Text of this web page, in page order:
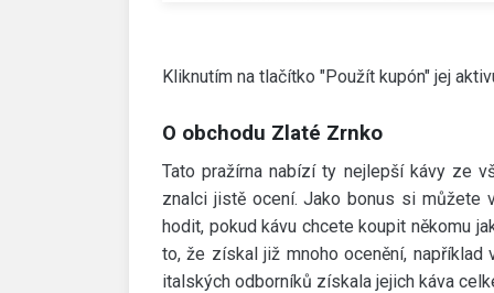
Kliknutím na tlačítko "Použít kupón" jej
O obchodu Zlaté Zrnko
Tato pražírna nabízí ty nejlepší kávy ze
znalci jistě ocení. Jako bonus si můžete
hodit, pokud kávu chcete koupit někomu
to, že získal již mnoho ocenění,
italských odborníků získala jejich káva